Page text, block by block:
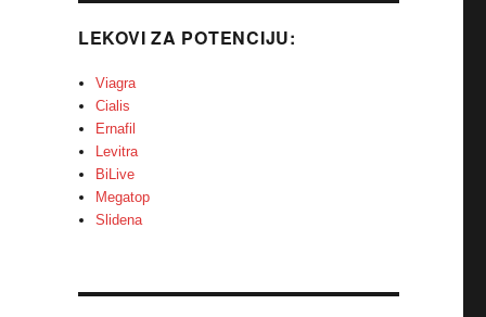
LEKOVI ZA POTENCIJU:
Viagra
Cialis
Ernafil
Levitra
BiLive
Megatop
Slidena